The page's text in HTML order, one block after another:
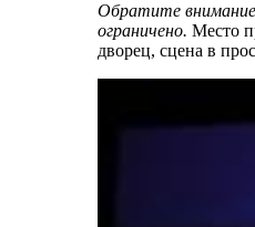
Обратите
ограничено. Место
дворец, сцена в